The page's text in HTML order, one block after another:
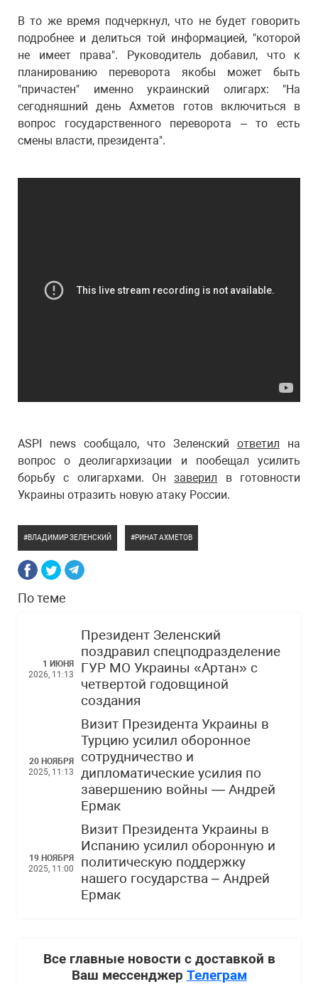
В то же время подчеркнул, что не будет говорить
подробнее и делиться той информацией, "которой
не имеет права". Руководитель добавил, что к
планированию переворота якобы может быть
"причастен" именно украинский олигарх: "На
сегодняшний день Ахметов готов включиться в
вопрос государственного переворота – то есть
смены власти, президента".
ASPI news сообщало, что Зеленский ответил на
вопрос о деолигархизации и пообещал усилить
борьбу с олигархами. Онзаверил в готовности
Украины отразить новую атаку России.
ВЛАДИМИР ЗЕЛЕНСКИЙ РИНАТ АХМЕТОВ
По теме
1 ИЮНЯ
2026, 11:13
Президент Зеленский
поздравил спецподразделение
ГУР МО Украины «Артан» с
четвертой годовщиной
создания
20 НОЯБРЯ
2025, 11:13
Визит Президента Украины в
Турцию усилил оборонное
сотрудничество и
дипломатические усилия по
завершению войны — Андрей
Ермак
19 НОЯБРЯ
2025, 11:00
Визит Президента Украины в
Испанию усилил оборонную и
политическую поддержку
нашего государства – Андрей
Ермак
Все главные новости с доставкой в
Ваш мессенджер Телеграм